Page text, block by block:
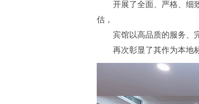
开展了全面、严格、细
估，
宾馆以高品质的服务、
再次彰显了其作为本地